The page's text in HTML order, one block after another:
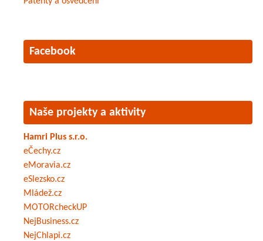
Facebook
Naše projekty a aktivity
Hamri Plus s.r.o.
eČechy.cz
eMoravia.cz
eSlezsko.cz
Mládež.cz
MOTORcheckUP
NejBusiness.cz
NejChlapi.cz